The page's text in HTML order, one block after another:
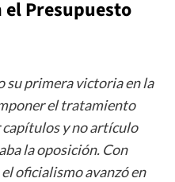
el Presupuesto
su primera victoria en la
el tratamiento
y no artículo
la oposición. Con
oficialismo avanzó en